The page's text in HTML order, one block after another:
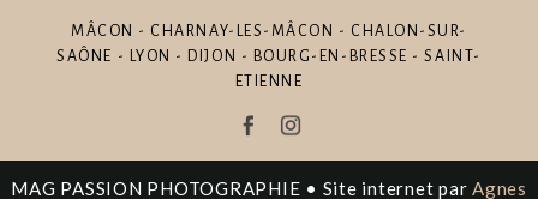
MÂCON - CHARNAY-LES-MÂCON - CHALON-SUR-
SAÔNE - LYON - DIJON - BOURG-EN-BRESSE - SAINT-
ETIENNE
MAG PASSION PHOTOGRAPHIE • Site internet par Agnes